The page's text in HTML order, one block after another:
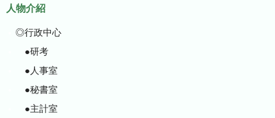
人物介紹
◎行政中心
●研考
●人事室
●秘書室
●主計室